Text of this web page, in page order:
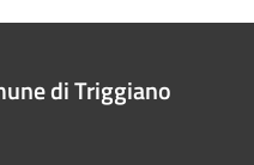
di Triggiano